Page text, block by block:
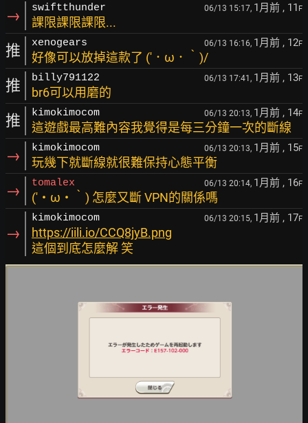
→ swiftthunder 06/13 15:17, 1月前 , 11 F
課限課限課限...
推 xenogears 06/13 16:16, 1月前 , 12F
好像可以放掉這款了 (′．ω．‵)/
推 billy791122 06/13 17:41, 1月前 , 13F
br6可以用磨的
推 kimokimocom 06/13 20:13, 1月前 , 14F
這遊戲最高難內容我覺得是每三分鐘一次的斷線
→ kimokimocom 06/13 20:13, 1月前 , 15F
玩幾下就斷線就很難保持心態平衡
→ tomalex 06/13 20:14, 1月前 , 16F
(′・ω・‵) 怎麼又斷 VPN的關係嗎
→
kimokimocom 06/13 20:15, 1月前 , 17F
https://iili.io/CCQ8jyB.png
這個到底怎麼解 笑